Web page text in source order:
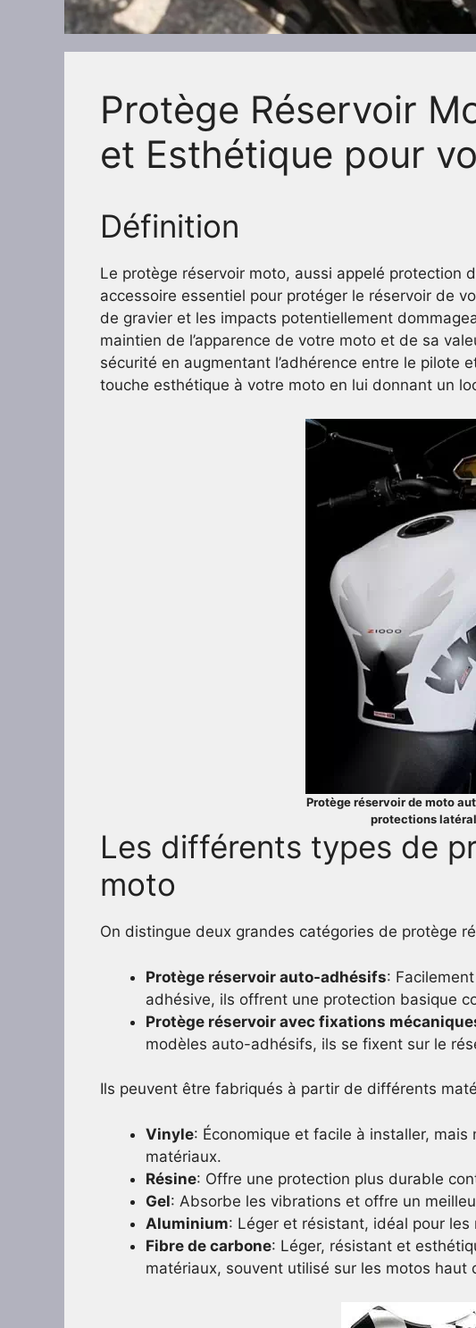
Protège Réservoir
et Esthétique pour
Définition
Le protège réservoir moto, aussi appelé protection
accessoire essentiel pour protéger le réservoir de
de gravier et les impacts potentiellement
maintien de l’apparence de votre moto et de sa
sécurité en augmentant l’adhérence entre le pilote
touche esthétique à votre moto en lui donnant un
Protège réservoir de moto
protections
Les différents types de
moto
On distingue deux grandes catégories de protège
Protège réservoir auto-adhésifs:
adhésive, ils offrent une protection basique
Protège réservoir avec fixations
modèles auto-adhésifs, ils se fixent sur le
Ils peuvent être fabriqués à partir de différents
Vinyle: Économique et facile à installer,
matériaux.
Résine: Offre une protection plus durable
Gel: Absorbe les vibrations et offre un
Aluminium: Léger et résistant, idéal pour les
Fibre de carbone: Léger, résistant et
matériaux, souvent utilisé sur les motos haut